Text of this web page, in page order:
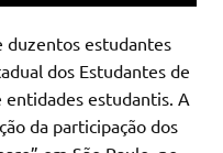
duzentos estudantes
dos Estudantes de
entidades estudantis. A
da participação dos